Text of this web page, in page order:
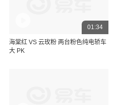
01:34
海棠红 VS 云玫粉 两台粉色纯电轿车
大 PK